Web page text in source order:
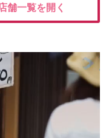
舗一覧を開く